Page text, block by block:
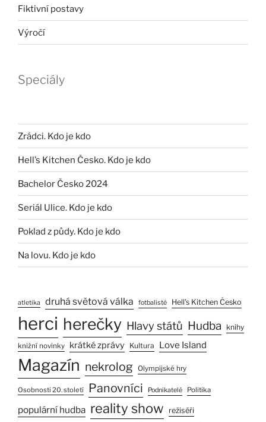
Fiktivní postavy
Výročí
Speciály
Zrádci. Kdo je kdo
Hell’s Kitchen Česko. Kdo je kdo
Bachelor Česko 2024
Seriál Ulice. Kdo je kdo
Poklad z půdy. Kdo je kdo
Na lovu. Kdo je kdo
atletika druhá světová válka fotbalisté Hell’s Kitchen Česko
herci herečky Hlavy států Hudba knihy
knižní novinky krátké zprávy Kultura Love Island
Magazín nekrolog Olympijské hry
Osobnosti 20. století Panovníci Podnikatelé Politika
populární hudba reality show režiséři